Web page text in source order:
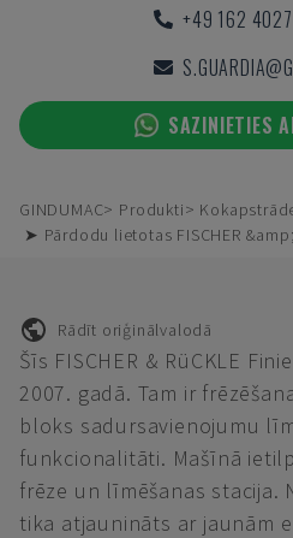
+49 162
SAZINIETIES
GINDUMAC Produkti
➤ Pārdodu lietotas FISCHER
Rādīt oriģinālvalodā
Šīs FISCHER & RüCKLE
2007. gadā. Tam ir
bloks sadursavienojumu
funkcionalitāti. Mašīnā
frēze un līmēšanas stacija.
tika atjaunināts ar jaunām